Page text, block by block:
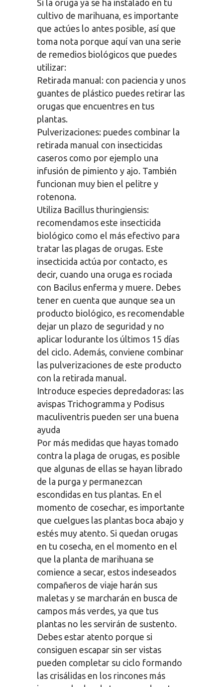
Si la oruga ya se ha instalado en tu
cultivo de marihuana, es importante
que actúes lo antes posible, así que
toma nota porque aquí van una serie
de remedios biológicos que puedes
utilizar:
Retirada manual: con paciencia y unos
guantes de plástico puedes retirar las
orugas que encuentres en tus
plantas.
Pulverizaciones: puedes combinar la
retirada manual con insecticidas
caseros como por ejemplo una
infusión de pimiento y ajo. También
funcionan muy bien el pelitre y
rotenona.
Utiliza Bacillus thuringiensis:
recomendamos este insecticida
biológico como el más efectivo para
tratar las plagas de orugas. Este
insecticida actúa por contacto, es
decir, cuando una oruga es rociada
con Bacilus enferma y muere. Debes
tener en cuenta que aunque sea un
producto biológico, es recomendable
dejar un plazo de seguridad y no
aplicar lodurante los últimos 15 días
del ciclo. Además, conviene combinar
las pulverizaciones de este producto
con la retirada manual.
Introduce especies depredadoras: las
avispas Trichogramma y Podisus
maculiventris pueden ser una buena
ayuda
Por más medidas que hayas tomado
contra la plaga de orugas, es posible
que algunas de ellas se hayan librado
de la purga y permanezcan
escondidas en tus plantas. En el
momento de cosechar, es importante
que cuelgues las plantas boca abajo y
estés muy atento. Si quedan orugas
en tu cosecha, en el momento en el
que la planta de marihuana se
comience a secar, estos indeseados
compañeros de viaje harán sus
maletas y se marcharán en busca de
campos más verdes, ya que tus
plantas no les servirán de sustento.
Debes estar atento porque si
consiguen escapar sin ser vistas
pueden completar su ciclo formando
las crisálidas en los rincones más